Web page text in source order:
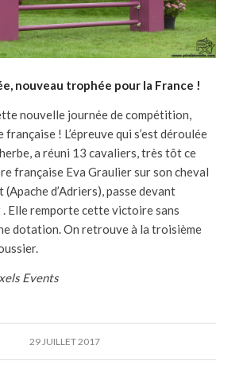
nouveau trophée pour la France !
nouvelle journée de compétition,
! L’épreuve qui s’est déroulée
a réuni 13 cavaliers, très tôt ce
française Eva Graulier sur son cheval
(Apache d’Adriers), passe devant
. Elle remporte cette victoire sans
dotation. On retrouve à la troisième
Events
29 JUILLET 2017